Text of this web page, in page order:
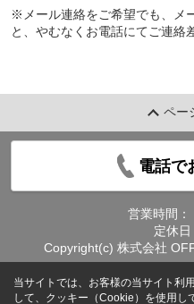
※メール連絡をご希望でも、メ
と、やむなくお電話にてご連絡
ペー
電話で
営業時間：
定休日
Copyright(c) 株式会社
当サイトでは、お客様の当サイト利
して、クッキー（Cookie）を使用し